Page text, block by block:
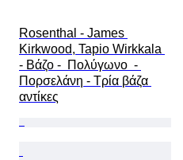
Rosenthal - James
Kirkwood, Tapio Wirkkala
- Βάζο -  Πολύγωνο  -
Πορσελάνη - Τρία βάζα
αντίκες